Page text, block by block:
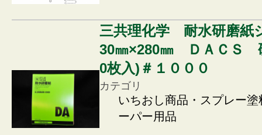
三共理化学 耐水研磨
30㎜×280㎜ ＤＡＣＳ
0枚入)＃１０００
カテゴリ
いちおし商品・スプレー
ーパー用品